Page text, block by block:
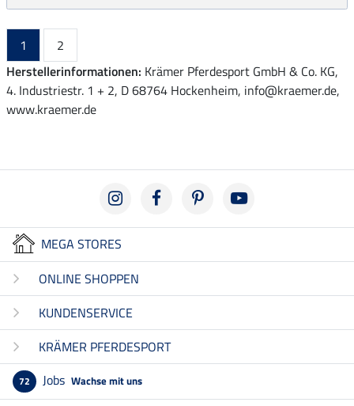
1
2
Herstellerinformationen: Krämer Pferdesport GmbH & Co. KG,
4. Industriestr. 1 + 2, D 68764 Hockenheim, info@kraemer.de,
www.kraemer.de
MEGA STORES
ONLINE SHOPPEN
KUNDENSERVICE
KRÄMER PFERDESPORT
72 Jobs Wachse mit uns